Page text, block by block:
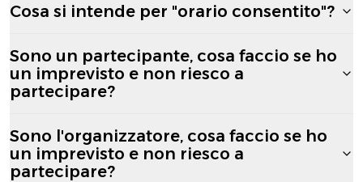
Cosa si intende per "orario consentito"?
Sono un partecipante, cosa faccio se ho
un imprevisto e non riesco a
partecipare?
Sono l'organizzatore, cosa faccio se ho
un imprevisto e non riesco a
partecipare?